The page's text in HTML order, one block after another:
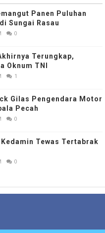
Panen Puluhan
Sungai Rasau
0
Terungkap,
Oknum TNI
1
Gilas Pengendara Motor
Pecah
0
Tewas Tertabrak
0